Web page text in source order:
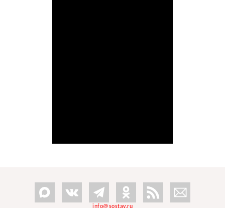
info@sostav.ru